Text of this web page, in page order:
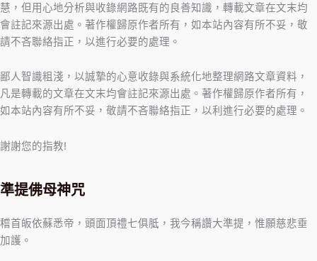
慧，但用心地分析與收錄網路既有的良善知識，轉載文章在文末均
會註記來源出處。著作權歸原作者所有，如本站內容有所不妥，敬
請不吝聯絡指正，以進行必要的處理。
鄙人智識粗淺，以誠摯的心意收錄與系統化地整理網路文章資料，
凡是轉載的文章在文末均會註記來源出處。著作權歸原作者所有，
如本站內容有所不妥，敬請不吝聯絡指正，以利進行必要的處理。
謝謝您的指教!
準提佛母神咒
稽首皈依蘇悉帝，頭面頂禮七俱胝，我今稱讚大準提，惟願慈悲垂
加護。